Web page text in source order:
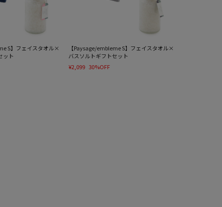
S】フェイスタオル×
ット
【Paysage/embleme S】フェイスタオル×
バスソルトギフトセット
¥2,099 30%OFF